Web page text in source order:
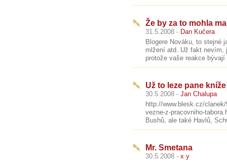
Že by za to mohla
31.5.2008 - Dan Kučera
Blogere Nováku, to stejné
mlžení atd. Už fakt nevím,
protože vaše reakce
Už to leze pane kníže
30.5.2008 - Jan Chalupa
http://www.blesk.cz/
vezne-z-pracovniho-
Bushů, ale také Havlů,
Mr. Smetana
30.5.2008 - x y